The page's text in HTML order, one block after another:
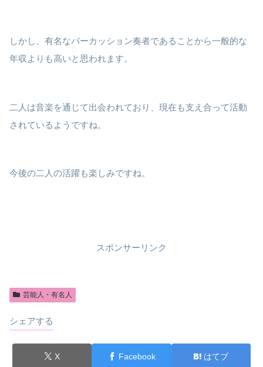
しかし、有名なパーカッション奏者であることから一般的な
年収よりも高いと思われます。
二人は音楽を通じて出会われており、現在も支え合って活動
されているようですね。
今後の二人の活躍も楽しみですね。
スポンサーリンク
芸能人・有名人
シェアする
X Facebook はてブ